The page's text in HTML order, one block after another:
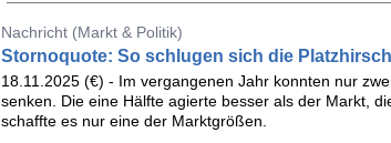
Nachricht (Markt & Politik)
Stornoquote: So schlugen sich die
18.11.2025 (€) - Im vergangenen Jahr konnten nur
senken. Die eine Hälfte agierte besser als der Markt,
schaffte es nur eine der Marktgrößen.